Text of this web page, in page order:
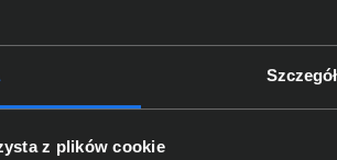
z plików cookie